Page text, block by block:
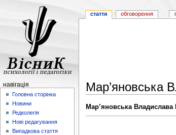
Мар’яновська
Мар’яновська Владислава
стаття обговорення
навігація
Головна сторінка
Новини
Редколегія
Нові редагування
Випадкова стаття